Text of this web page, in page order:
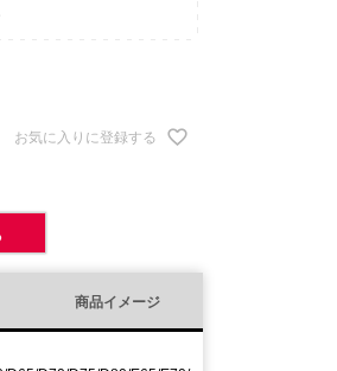
お気に入りに登録する
商品イメージ